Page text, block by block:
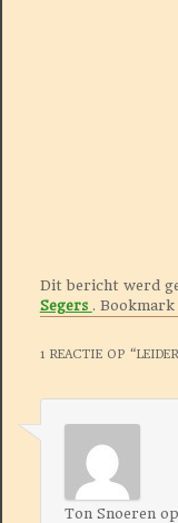
Dit bericht werd
Segers . Bookmark
1 REACTIE OP “
Ton Snoeren op